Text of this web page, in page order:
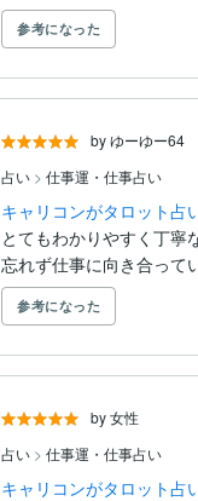
参考になった
by ゆーゆー64
占い > 仕事運・仕事占い
キャリコンがタロット占
とてもわかりやすく丁寧
忘れず仕事に向き合って
参考になった
by 女性
占い > 仕事運・仕事占い
キャリコンがタロット占